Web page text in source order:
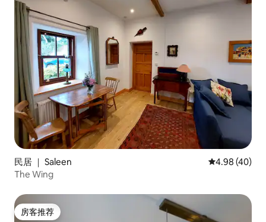
民居 ｜ Saleen 平均评分
4.98 (40)
The Wing
房客推荐
房客推荐